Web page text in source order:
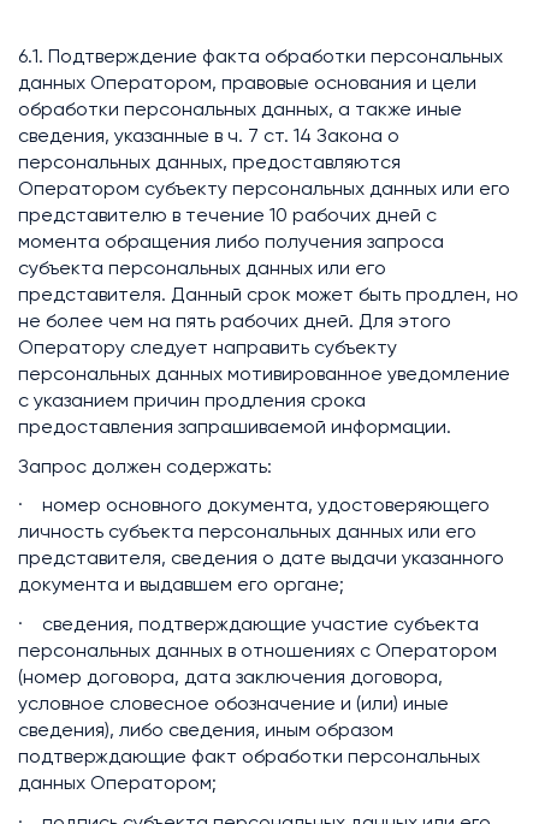
6.1. Подтверждение факта обработки персональных
данных Оператором, правовые основания и цели
обработки персональных данных, а также иные
сведения, указанные в ч. 7 ст. 14 Закона о
персональных данных, предоставляются
Оператором субъекту персональных данных или его
представителю в течение 10 рабочих дней с
момента обращения либо получения запроса
субъекта персональных данных или его
представителя. Данный срок может быть продлен, но
не более чем на пять рабочих дней. Для этого
Оператору следует направить субъекту
персональных данных мотивированное уведомление
с указанием причин продления срока
предоставления запрашиваемой информации.
Запрос должен содержать:
· номер основного документа, удостоверяющего
личность субъекта персональных данных или его
представителя, сведения о дате выдачи указанного
документа и выдавшем его органе;
· сведения, подтверждающие участие субъекта
персональных данных в отношениях с Оператором
(номер договора, дата заключения договора,
условное словесное обозначение и (или) иные
сведения), либо сведения, иным образом
подтверждающие факт обработки персональных
данных Оператором;